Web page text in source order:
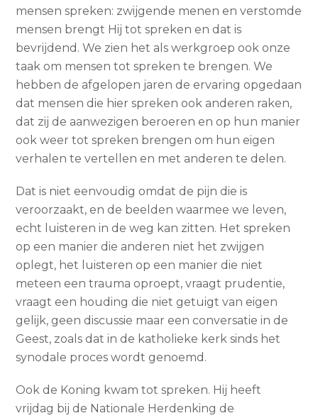
mensen spreken: zwijgende menen en verstomde
mensen brengt Hij tot spreken en dat is
bevrijdend. We zien het als werkgroep ook onze
taak om mensen tot spreken te brengen. We
hebben de afgelopen jaren de ervaring opgedaan
dat mensen die hier spreken ook anderen raken,
dat zij de aanwezigen beroeren en op hun manier
ook weer tot spreken brengen om hun eigen
verhalen te vertellen en met anderen te delen.
Dat is niet eenvoudig omdat de pijn die is
veroorzaakt, en de beelden waarmee we leven,
echt luisteren in de weg kan zitten. Het spreken
op een manier die anderen niet het zwijgen
oplegt, het luisteren op een manier die niet
meteen een trauma oproept, vraagt prudentie,
vraagt een houding die niet getuigt van eigen
gelijk, geen discussie maar een conversatie in de
Geest, zoals dat in de katholieke kerk sinds het
synodale proces wordt genoemd.
Ook de Koning kwam tot spreken. Hij heeft
vrijdag bij de Nationale Herdenking de